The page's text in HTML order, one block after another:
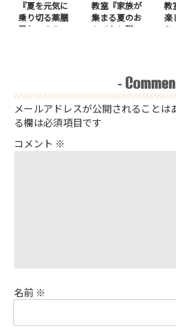
『夏を元気に
乗り切る薬膳
風おつまみ
教室『家族が
集まる夏のお
もてなし膳』
教
楽
り
-
メールアドレスが公開されることは
る欄は必須項目です
コメント ※
名前 ※